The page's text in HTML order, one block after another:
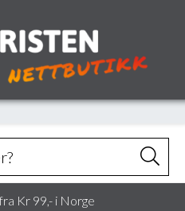
Kr 99,- i Norge